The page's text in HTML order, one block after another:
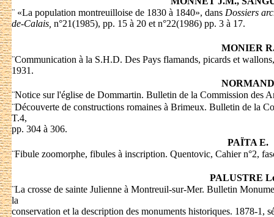
¨ «La population montreuilloise de 1830 à 1840», dans Dossiers
de-Calais, n°21(1985), pp. 15 à 20 et n°22(1986) pp. 3 à 17.
MONIER
¨Communication à la S.H.D. Des Pays flamands, picards et
1931.
NORMAND
¨Notice sur l'église de Dommartin. Bulletin de la Commission des
¨Découverte de constructions romaines à Brimeux. Bulletin de la
T.4,
pp. 304 à 306.
PAÏTA E.
¨Fibule zoomorphe, fibules à inscription. Quentovic, Cahier n°2,
PALUSTRE
¨La crosse de sainte Julienne à Montreuil-sur-Mer. Bulletin
la
conservation et la description des monuments historiques. 1878-1,